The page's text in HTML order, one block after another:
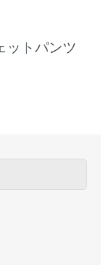
ットパンツ